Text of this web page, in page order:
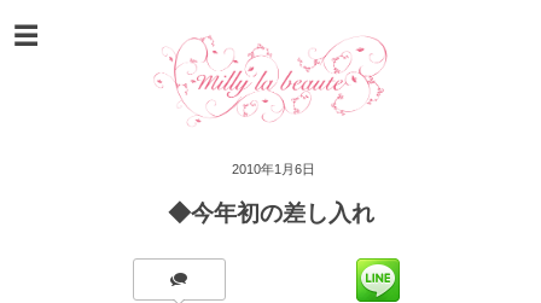
2010年1月6日
◆今年初の差し入れ